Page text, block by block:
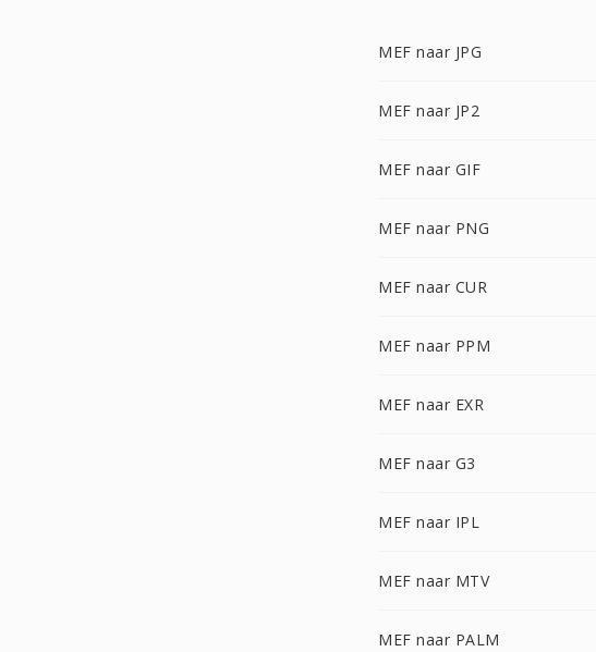
MEF naar JPG
MEF naar JP2
MEF naar GIF
MEF naar PNG
MEF naar CUR
MEF naar PPM
MEF naar EXR
MEF naar G3
MEF naar IPL
MEF naar MTV
MEF naar PALM